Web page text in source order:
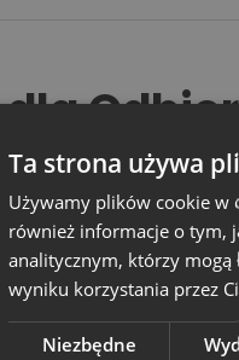
sp. z
Ta strona używa
Używamy plików cookie w
również informacje o tym,
analitycznym, którzy mogą
wyniku korzystania przez
Niezbędne